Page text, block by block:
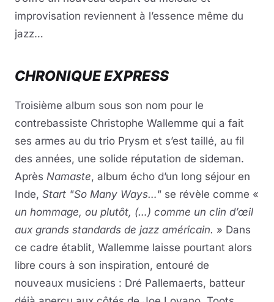
improvisation reviennent à l’essence même du
jazz…
CHRONIQUE EXPRESS
Troisième album sous son nom pour le
contrebassiste Christophe Wallemme qui a fait
ses armes au du trio Prysm et s’est taillé, au fil
des années, une solide réputation de sideman.
Après Namaste, album écho d’un long séjour en
Inde, Start "So Many Ways…" se révèle comme «
un hommage, ou plutôt, (…) comme un clin d’œil
aux grands standards de jazz américain. » Dans
ce cadre établit, Wallemme laisse pourtant alors
libre cours à son inspiration, entouré de
nouveaux musiciens : Dré Pallemaerts, batteur